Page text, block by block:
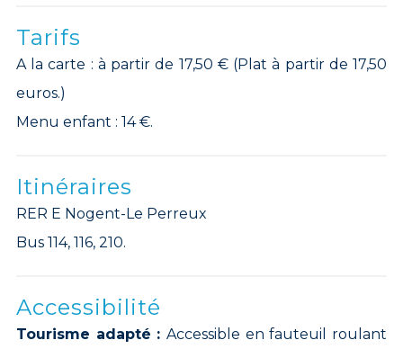
Tarifs
A la carte : à partir de 17,50 € (Plat à partir de 17,50
euros.)
Menu enfant : 14 €.
Itinéraires
RER E Nogent-Le Perreux
Bus 114, 116, 210.
Accessibilité
Tourisme adapté : Accessible en fauteuil roulant